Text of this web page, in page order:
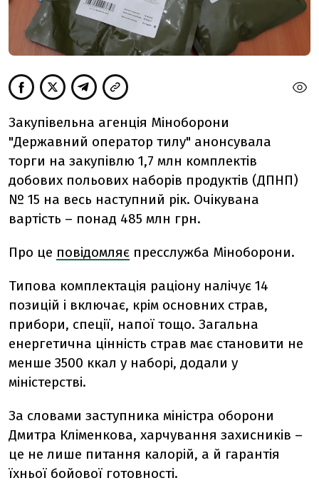
Закупівельна агенція Міноборони
"‎Державний оператор тилу" анонсувала
торги на закупівлю 1,7 млн комплектів
добових польових наборів продуктів (ДПНП)
№ 15 на весь наступний рік. Очікувана
вартість – понад 485 млн грн.
Про це повідомляє пресслужба Міноборони.
Типова комплектація раціону налічує 14
позицій і включає, крім основних страв,
прибори, спеції, напої тощо. Загальна
енергетична цінність страв має становити не
менше 3500 ккал у наборі, додали у
міністерстві.
За словами заступника міністра оборони
Дмитра Кліменкова, харчування захисників –
це не лише питання калорій, а й гарантія
їхньої бойової готовності.